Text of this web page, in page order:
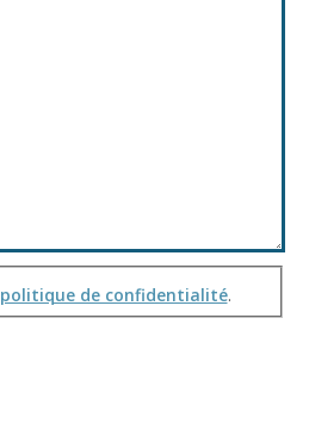
politique de confidentialité.